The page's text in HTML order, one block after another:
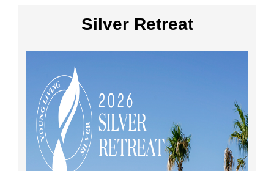
Silver Retreat